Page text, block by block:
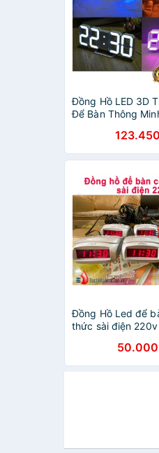
Đồng Hồ LED 3D
Để Bàn Thông
Đồng Hồ Led để
thức sài điện 220v